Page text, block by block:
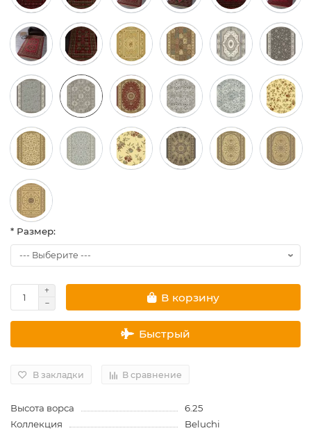
* Размер:
В корзину
Быстрый
В закладки В сравнение
Высота ворса
6.25
Коллекция
Beluchi